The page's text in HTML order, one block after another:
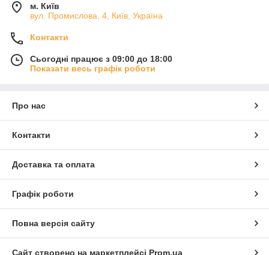
м. Київ
вул. Промислова, 4, Київ, Україна
Контакти
Сьогодні працює з 09:00 до 18:00
Показати весь графік роботи
Про нас
Контакти
Доставка та оплата
Графік роботи
Повна версія сайту
Сайт створено на маркетплейсі Prom.ua